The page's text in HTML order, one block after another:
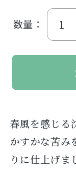
数量：
春風を感じる
かすかな苦み
りに仕上げま